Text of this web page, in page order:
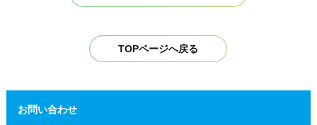
TOPページへ戻る
お問い合わせ